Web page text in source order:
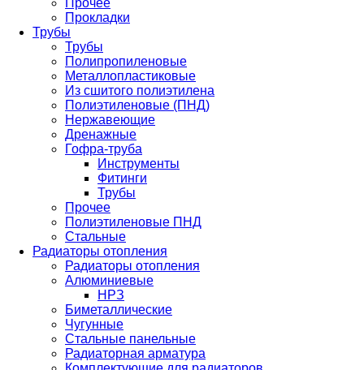
Прочее
Прокладки
Трубы
Трубы
Полипропиленовые
Металлопластиковые
Из сшитого полиэтилена
Полиэтиленовые (ПНД)
Нержавеющие
Дренажные
Гофра-труба
Инструменты
Фитинги
Трубы
Прочее
Полиэтиленовые ПНД
Стальные
Радиаторы отопления
Радиаторы отопления
Алюминиевые
НРЗ
Биметаллические
Чугунные
Стальные панельные
Радиаторная арматура